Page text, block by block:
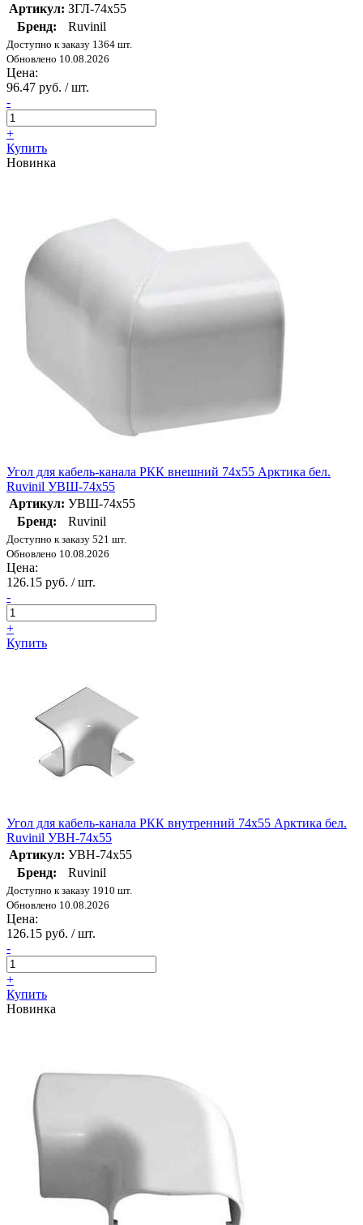
Артикул: ЗГЛ-74х55
Бренд:
Ruvinil
Доступно к заказу 1364 шт.
Обновлено 10.08.2026
Цена:
96.47 руб. / шт.
-
+
Купить
Новинка
Угол для кабель-канала РКК внешний 74х55 Арктика бел.
Ruvinil УВШ-74х55
Артикул: УВШ-74х55
Бренд:
Ruvinil
Доступно к заказу 521 шт.
Обновлено 10.08.2026
Цена:
126.15 руб. / шт.
-
+
Купить
Угол для кабель-канала РКК внутренний 74х55 Арктика бел.
Ruvinil УВН-74х55
Артикул: УВН-74х55
Бренд:
Ruvinil
Доступно к заказу 1910 шт.
Обновлено 10.08.2026
Цена:
126.15 руб. / шт.
-
+
Купить
Новинка